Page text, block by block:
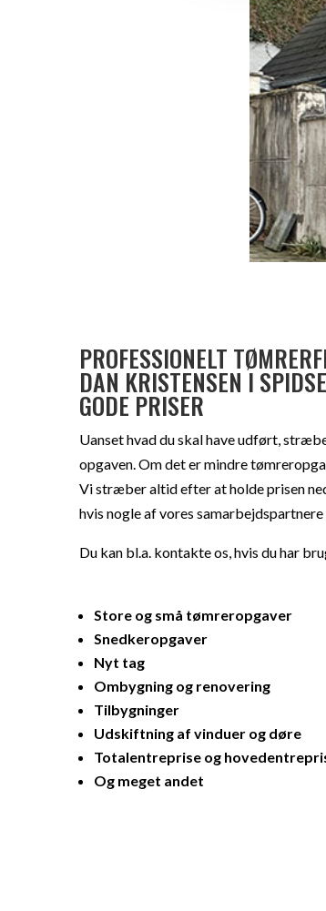
PROFESSIONELT
DAN KRISTENSEN I
GODE PRISER
Uanset hvad du skal have udført,
opgaven. Om det er mindre
Vi stræber altid efter at holde prisen
hvis nogle af vores
Du kan bl.a. kontakte os, hvis du har
Store og små tømreropgaver
Snedkeropgaver
Nyt tag
Ombygning og renovering
Tilbygninger
Udskiftning af vinduer og døre
Totalentreprise og
Og meget andet